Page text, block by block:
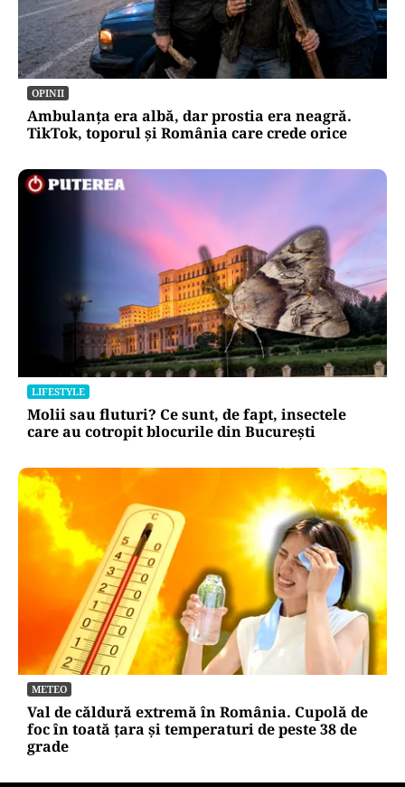
OPINII
Ambulanța era albă, dar prostia era neagră.
TikTok, toporul și România care crede orice
LIFESTYLE
Molii sau fluturi? Ce sunt, de fapt, insectele
care au cotropit blocurile din București
METEO
Val de căldură extremă în România. Cupolă de
foc în toată țara și temperaturi de peste 38 de
grade